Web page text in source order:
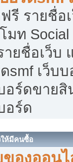
รี รายชื่อ
มท
ายชื่อเว็บ
smf เว็บ
อร์ดขาย
อร์ด
ให้มีคนซื้อ
องออน